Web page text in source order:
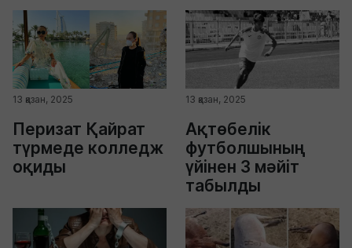
13 қазан, 2025
Перизат Қайрат
түрмеде колледж
оқиды
13 қазан, 2025
Ақтөбелік
футболшының
үйінен 3 мәйіт
табылды